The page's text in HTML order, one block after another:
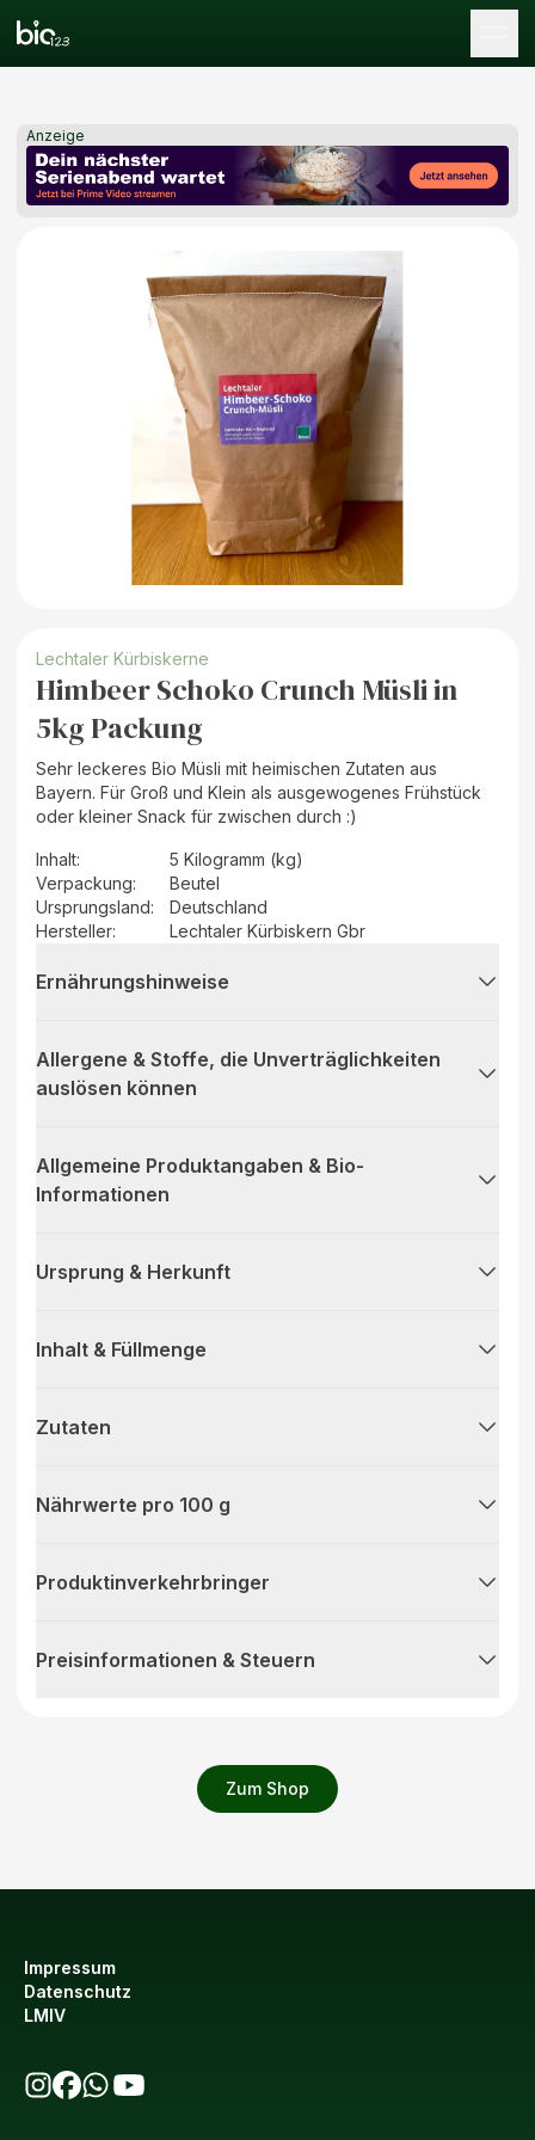
Anzeige
Zum Shop
Lechtaler Kürbiskerne
Himbeer Schoko Crunch Müsli in
5kg Packung
Sehr leckeres Bio Müsli mit heimischen Zutaten aus
Bayern. Für Groß und Klein als ausgewogenes Frühstück
oder kleiner Snack für zwischen durch :)
Inhalt:
5 Kilogramm (kg)
Verpackung:
Beutel
Ursprungsland:
Deutschland
Hersteller: Lechtaler Kürbiskern Gbr
Ernährungshinweise
Allergene & Stoffe, die Unverträglichkeiten
auslösen können
Allgemeine Produktangaben & Bio-
Informationen
Ursprung & Herkunft
Inhalt & Füllmenge
Zutaten
Nährwerte pro 100 g
Produktinverkehrbringer
Preisinformationen & Steuern
Impressum
Datenschutz
LMIV